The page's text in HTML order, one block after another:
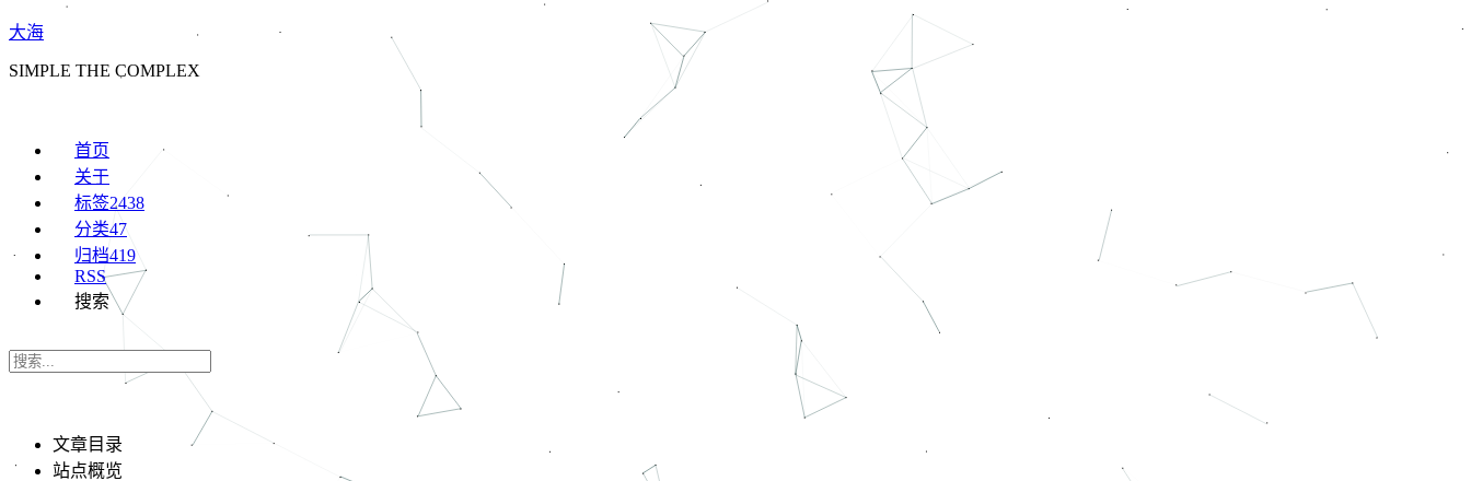
大海
SIMPLE THE COMPLEX
首页
关于
标签2438
分类47
归档419
RSS
搜索
文章目录
站点概览